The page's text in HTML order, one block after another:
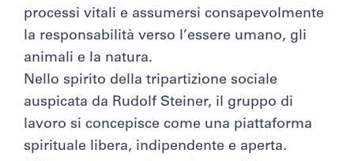
processi vitali e assumersi consapevolmente
la responsabilità verso l’essere umano, gli
animali e la natura.
Nello spirito della tripartizione sociale
auspicata da Rudolf Steiner, il gruppo di
lavoro si concepisce come una piattaforma
spirituale libera, indipendente e aperta.